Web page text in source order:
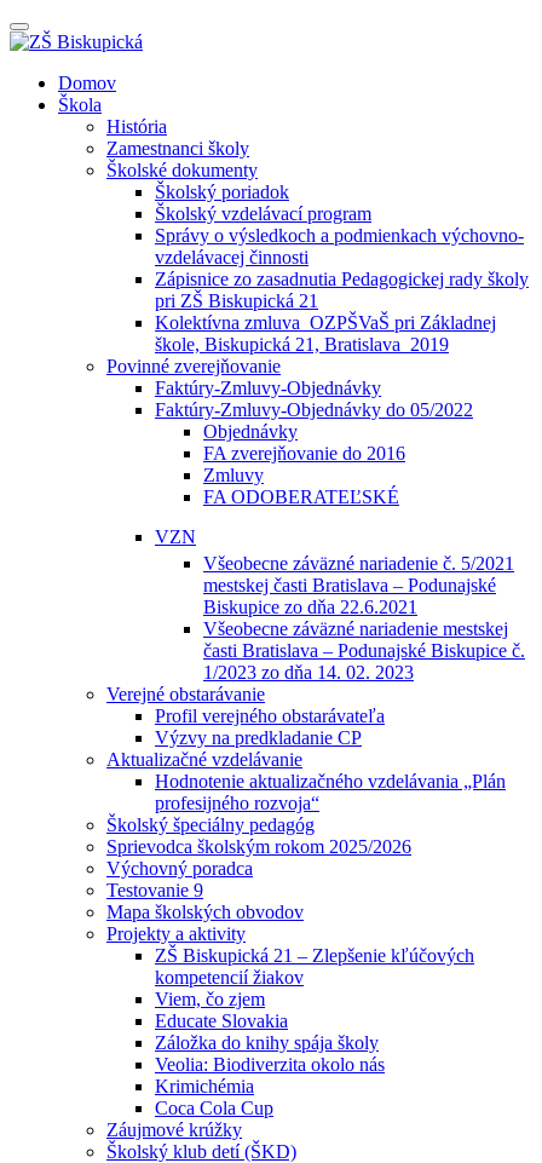
Prepínateľná
navigácia
Prejsť
Domov
Škola
História
Zamestnanci školy
Školské dokumenty
Školský poriadok
Školský vzdelávací program
Správy o výsledkoch a podmienkach výchovno-
vzdelávacej činnosti
Zápisnice zo zasadnutia Pedagogickej rady školy
pri ZŠ Biskupická 21
Kolektívna zmluva_OZPŠVaŠ pri Základnej
škole, Biskupická 21, Bratislava_2019
Povinné zverejňovanie
Faktúry-Zmluvy-Objednávky
Faktúry-Zmluvy-Objednávky do 05/2022
Objednávky
FA zverejňovanie do 2016
Zmluvy
FA ODOBERATEĽSKÉ
VZN
Všeobecne záväzné nariadenie č. 5/2021
mestskej časti Bratislava – Podunajské
Biskupice zo dňa 22.6.2021
Všeobecne záväzné nariadenie mestskej
časti Bratislava – Podunajské Biskupice č.
1/2023 zo dňa 14. 02. 2023
Verejné obstarávanie
Profil verejného obstarávateľa
Výzvy na predkladanie CP
Aktualizačné vzdelávanie
Hodnotenie aktualizačného vzdelávania „Plán
profesijného rozvoja“
Školský špeciálny pedagóg
Sprievodca školským rokom 2025/2026
Výchovný poradca
Testovanie 9
Mapa školských obvodov
Projekty a aktivity
ZŠ Biskupická 21 – Zlepšenie kľúčových
kompetencií žiakov
Viem, čo zjem
Educate Slovakia
Záložka do knihy spája školy
Veolia: Biodiverzita okolo nás
Krimichémia
Coca Cola Cup
Záujmové krúžky
Školský klub detí (ŠKD)